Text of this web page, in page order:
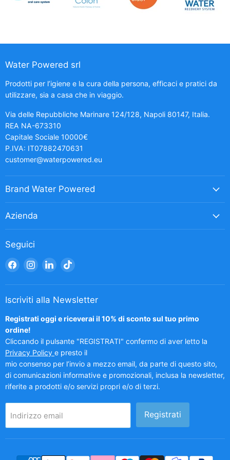
Water Powered srl
Prodotti per l’igiene e la cura della persona, efficaci e pratici da
utilizzare, sia a casa che in viaggio.
Via delle Repubbliche Marinare 124/128, Napoli 80147, Italia.
REA NA-673310
Capitale Sociale 10000€
P.IVA: IT07882470631
customer@waterpowered.eu
Brand Water Powered
Azienda
Seguici
Trovaci
Facebook
Trovaci
Instagram
Trovaci
LinkedIn
Trovaci
TikTok
Iscriviti alla Newsletter
Registrati oggi e riceverai il 10% di sconto sul tuo primo
ordine!
Cliccando il pulsante "REGISTRATI" confermo di aver letto la
Privacy Policy e presto il
mio consenso per l’invio a mezzo email, da parte di questo sito,
di comunicazioni informative e promozionali, inclusa la newsletter,
riferite a prodotti e/o servizi propri e/o di terzi.
Indirizzo email Registrati